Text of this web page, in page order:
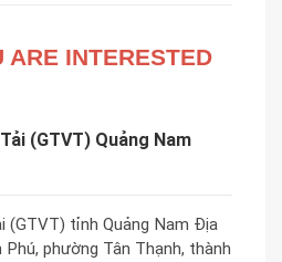
ARE INTERESTED
(GTVT) Quảng Nam
(GTVT) tỉnh Quảng Nam Địa
phường Tân Thạnh, thành